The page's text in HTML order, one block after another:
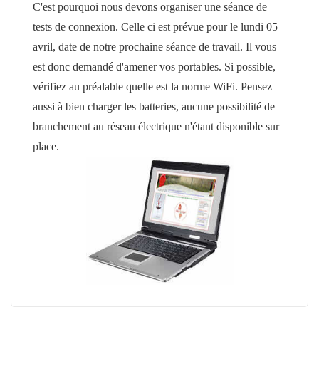
C'est pourquoi nous devons organiser une séance de
tests de connexion. Celle ci est prévue pour le lundi 05
avril, date de notre prochaine séance de travail. Il vous
est donc demandé d'amener vos portables. Si possible,
vérifiez au préalable quelle est la norme WiFi. Pensez
aussi à bien charger les batteries, aucune possibilité de
branchement au réseau électrique n'étant disponible sur
place.